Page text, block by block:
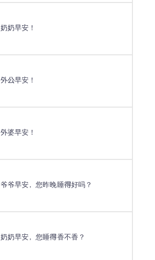
奶奶早安！
外公早安！
外婆早安！
爷爷早安，您昨晚睡得好吗？
奶奶早安，您睡得香不香？